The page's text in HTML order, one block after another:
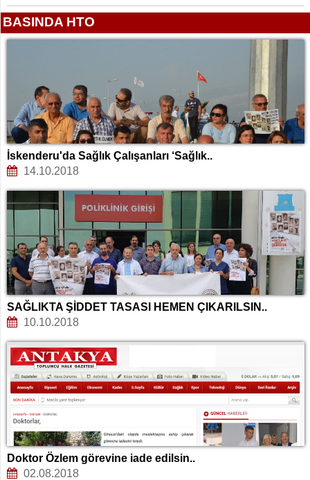
BASINDA HTO
İskenderu'da Sağlık Çalışanları ‘Sağlık..
14.10.2018
SAĞLIKTA ŞİDDET TASASI HEMEN ÇIKARILSIN..
10.10.2018
Doktor Özlem görevine iade edilsin..
02.08.2018